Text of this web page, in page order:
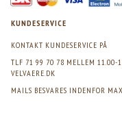
KUNDESERVICE
KONTAKT KUNDESERVICE PÅ
TLF 71 99 70 78 MELLEM 11.00-
VELVAERE.DK
MAILS BESVARES INDENFOR